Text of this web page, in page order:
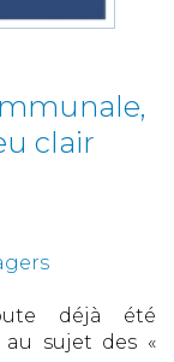
clair
déjà été
sujet des «